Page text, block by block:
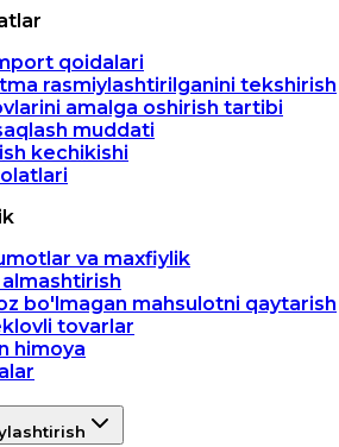
qoidalari
rasmiylashtirilganini tekshirish
amalga oshirish tartibi
muddati
kechikishi
va maxfiylik
bo'lmagan mahsulotni qaytarish
tovarlar
himoya